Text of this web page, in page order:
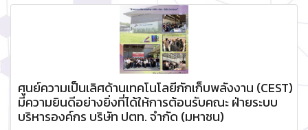
ศูนย์ความเป็นเลิศด้านเทคโนโลยีกักเก็บพลังงาน (CEST)
มีความยินดีอย่างยิ่งที่ได้ให้การต้อนรับคณะ ฝ่ายระบบ
บริหารองค์กร บริษัท ปตท. จำกัด (มหาชน)